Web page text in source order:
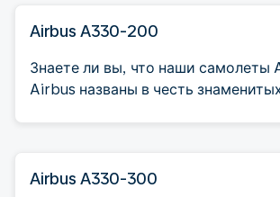
Airbus A330-200
Знаете ли вы, что наши самолеты
Airbus названы в честь
Airbus A330-300